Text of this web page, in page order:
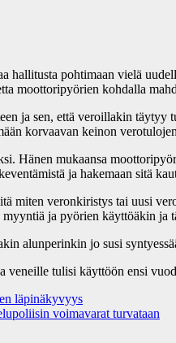
hallitusta pohtimaan vielä
moottoripyörien kohdalla
ja sen, että veroillakin
korvaavan keinon
Hänen mukaansa
ja hakemaan sitä
miten veronkiristys tai uusi
myyntiä ja pyörien käyttöäkin
alunperinkin jo susi
tulisi käyttöön ensi
läpinäkyvyys
voimavarat turvataan